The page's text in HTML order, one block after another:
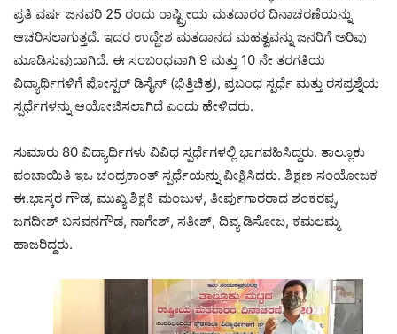
ಪ್ರತಿ ವರ್ಷ ಜನವರಿ 25 ರಂದು ರಾಷ್ಟ್ರೀಯ ಮತದಾರರ ದಿನಾಚರಣೆಯನ್ನು
ಆಚರಿಸಲಾಗುತ್ತದೆ. ಇದರ ಉದ್ದೇಶ ಮತದಾನದ ಮಹತ್ವವನ್ನು ಜನರಿಗೆ ಅರಿವು
ಮೂಡಿಸುವುದಾಗಿದೆ. ಈ ಸಂಬಂಧವಾಗಿ 9 ಮತ್ತು 10 ನೇ ತರಗತಿಯ
ವಿದ್ಯಾರ್ಥಿಗಳಿಗೆ ಪೋಸ್ಟರ್ ಡಿಸೈನ್ (ಭಿತ್ತಿಚಿತ್ರ), ಪ್ರಬಂಧ ಸ್ಪರ್ಧೆ ಮತ್ತು ರಸಪ್ರಶ್ನೆಯ
ಸ್ಪರ್ಧೆಗಳನ್ನು ಆಯೋಜಿಸಲಾಗಿದೆ ಎಂದು ಹೇಳಿದರು.
ಸುಮಾರು 80 ವಿದ್ಯಾರ್ಥಿಗಳು ವಿವಿಧ ಸ್ಪರ್ಧೆಗಳಲ್ಲಿ ಭಾಗವಹಿಸಿದ್ದರು. ತಾಲ್ಲೂಕು
ಪಂಚಾಯಿತಿ ಇಒ ಚಂದ್ರಕಾಂತ್ ಸ್ಪರ್ಧೆಯನ್ನು ವೀಕ್ಷಿಸಿದರು. ಶಿಕ್ಷಣ ಸಂಯೋಜಕ
ಈ.ಭಾಸ್ಕರ ಗೌಡ, ಮುಖ್ಯ ಶಿಕ್ಷಕಿ ಮಂಜುಳ, ತೀರ್ಪುಗಾರರಾದ ಶಂಕರಪ್ಪ,
ಜಗದೀಶ್ ಬಸವನಗೌಡ, ನಾಗೇಶ್, ಸತೀಶ್, ದಿವ್ಯ ಡಿಸೋಜ, ಕಮಲಮ್ಮ
ಹಾಜರಿದ್ದರು.